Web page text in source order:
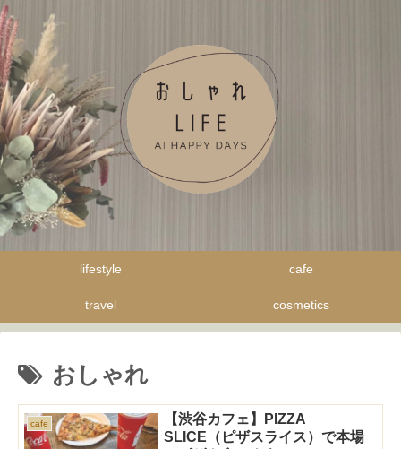
lifestyle cafe
travel cosmetics
おしゃれ
cafe
【渋谷カフェ】PIZZA
SLICE（ピザスライス）で本場